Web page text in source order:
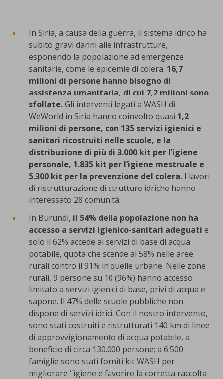
In Siria, a causa della guerra, il sistema idrico ha
subito gravi danni alle infrastrutture,
esponendo la popolazione ad emergenze
sanitarie, come le epidemie di colera. 16,7
milioni di persone hanno bisogno di
assistenza umanitaria, di cui 7,2 milioni sono
sfollate.Gli interventi legati a WASH di
WeWorld in Siria hanno coinvolto quasi 1,2
milioni di persone, con 135 servizi igienici e
sanitari ricostruiti nelle scuole, e la
distribuzione di più di 3.000 kit per l’igiene
personale, 1.835 kit per l’igiene mestruale e
5.300 kit per la prevenzione del colera. I lavori
di ristrutturazione di strutture idriche hanno
interessato 28 comunità.
In Burundi, il 54% della popolazione non ha
accesso a servizi igienico-sanitari adeguati e
solo il 62% accede ai servizi di base di acqua
potabile, quota che scende al 58% nelle aree
rurali contro il 91% in quelle urbane. Nelle zone
rurali, 9 persone su 10 (96%) hanno accesso
limitato a servizi igienici di base, privi di acqua e
sapone. Il 47% delle scuole pubbliche non
dispone di servizi idrici. Con il nostro intervento,
sono stati costruiti e ristrutturati 140 km di linee
di approvvigionamento di acqua potabile, a
beneficio di circa 130.000 persone; a 6.500
famiglie sono stati forniti kit WASH per
migliorare ‘'igiene e favorire la corretta raccolta